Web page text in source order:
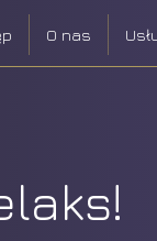
O nas